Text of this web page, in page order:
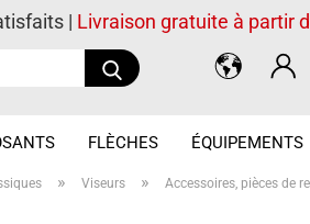
Recherche...
| Livraison gratuite à partir
FLÈCHES ÉQUIPEMENTS
» Viseurs » Accessoires, pièces de